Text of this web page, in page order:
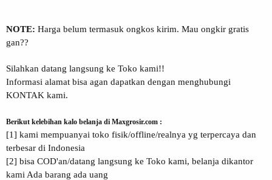
NOTE: Harga belum termasuk ongkos kirim. Mau ongkir gratis
gan??
Silahkan datang langsung ke Toko kami!!
Informasi alamat bisa agan dapatkan dengan menghubungi
KONTAK kami.
Berikut kelebihan kalo belanja di Maxgrosir.com :
[1] kami mempuanyai toko fisik/offline/realnya yg terpercaya dan
terbesar di Indonesia
[2] bisa COD'an/datang langsung ke Toko kami, belanja dikantor
kami Ada barang ada uang